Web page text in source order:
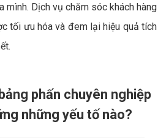
mình. Dịch vụ chăm sóc khách hàng
tối ưu hóa và đem lại hiệu quả tích
phấn chuyên nghiệp
những yếu tố nào?